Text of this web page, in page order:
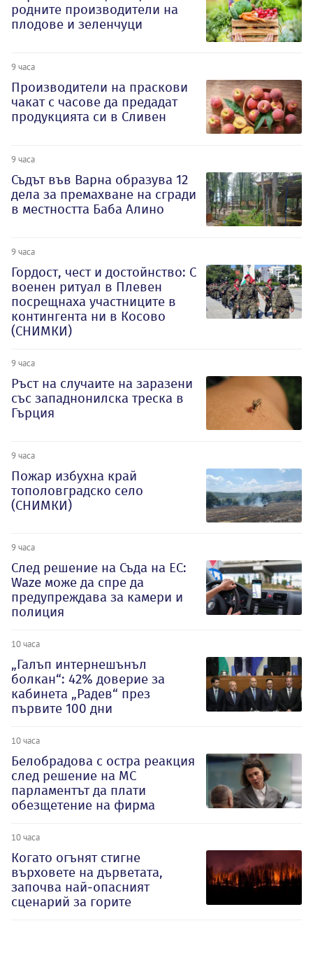
родните производители на
плодове и зеленчуци
9 часа
Производители на праскови
чакат с часове да предадат
продукцията си в Сливен
9 часа
Съдът във Варна образува 12
дела за премахване на сгради
в местността Баба Алино
9 часа
Гордост, чест и достойнство: С
военен ритуал в Плевен
посрещнаха участниците в
контингента ни в Косово
(СНИМКИ)
9 часа
Ръст на случаите на заразени
със западнонилска треска в
Гърция
9 часа
Пожар избухна край
тополовградско село
(СНИМКИ)
9 часа
След решение на Съда на ЕС:
Waze може да спре да
предупреждава за камери и
полиция
10 часа
„Галъп интернешънъл
болкан“: 42% доверие за
кабинета „Радев“ през
първите 100 дни
10 часа
Белобрадова с остра реакция
след решение на МС
парламентът да плати
обезщетение на фирма
10 часа
Когато огънят стигне
върховете на дърветата,
започва най-опасният
сценарий за горите